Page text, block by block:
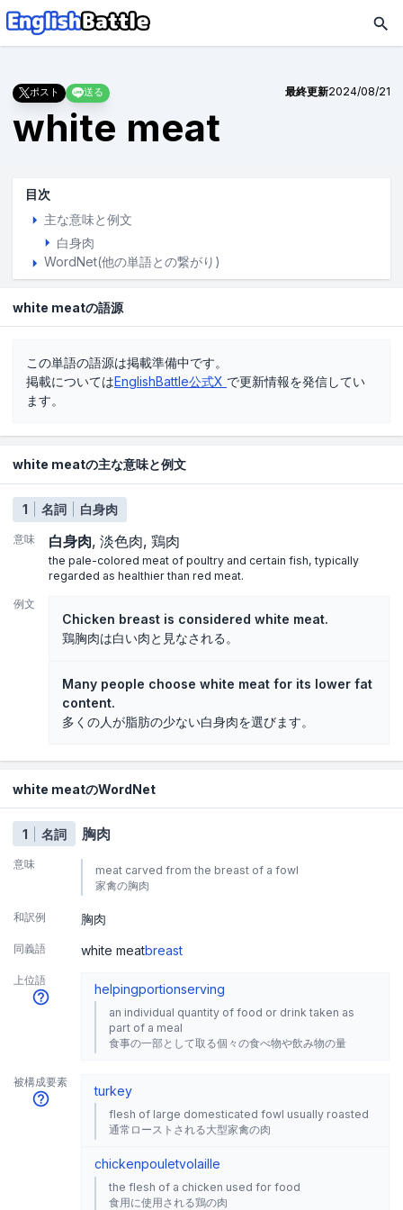
ポスト 送る 最終更新2024/08/21
white meat
目次
主な意味と例文
白身肉
WordNet(他の単語との繋がり)
white meatの語源
この単語の語源は掲載準備中です。
掲載についてはEnglishBattle公式X で更新情報を発信してい
ます。
white meatの主な意味と例文
1 名詞 白身肉
意味 白身肉 淡色肉 鶏肉
the pale-colored meat of poultry and certain fish, typically
regarded as healthier than red meat.
例文
Chicken breast is considered white meat.
鶏胸肉は白い肉と見なされる。
Many people choose white meat for its lower fat
content.
多くの人が脂肪の少ない白身肉を選びます。
white meatのWordNet
1 名詞 胸肉
意味
meat carved from the breast of a fowl
家禽の胸肉
和訳例 胸肉
同義語 white meatbreast
上位語
helpingportionserving
an individual quantity of food or drink taken as
part of a meal
食事の一部として取る個々の食べ物や飲み物の量
被構成要素
turkey
flesh of large domesticated fowl usually roasted
通常ローストされる大型家禽の肉
chickenpouletvolaille
the flesh of a chicken used for food
食用に使用される鶏の肉